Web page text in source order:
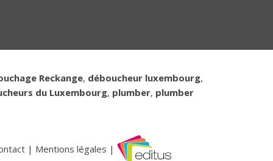
Reckange, déboucheur luxembourg,
du Luxembourg, plumber, plumber
| Mentions légales |